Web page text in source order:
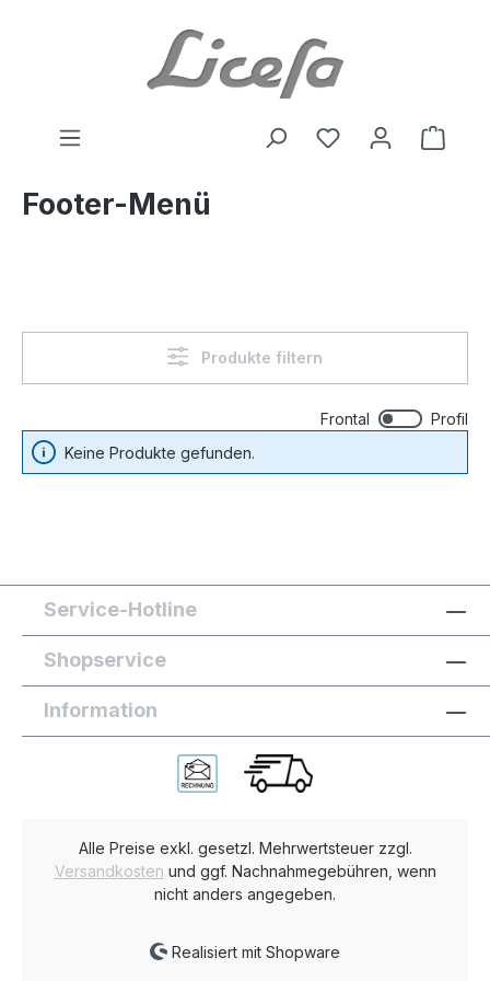
Du hast 0
Footer-Menü
Produkte filtern
Frontal
Profil
Keine Produkte gefunden.
Service-Hotline
Shopservice
Information
Alle Preise exkl. gesetzl. Mehrwertsteuer zzgl.
Versandkosten und ggf. Nachnahmegebühren, wenn
nicht anders angegeben.
Realisiert mit Shopware